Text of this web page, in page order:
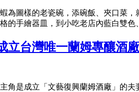
為圖樣的老瓷碗，添碗飯、夾口菜
的手繪器皿，到小吃老店內藍白雙
立台灣唯一蘭姆專釀酒
是成立「文藝復興蘭姆酒廠」的